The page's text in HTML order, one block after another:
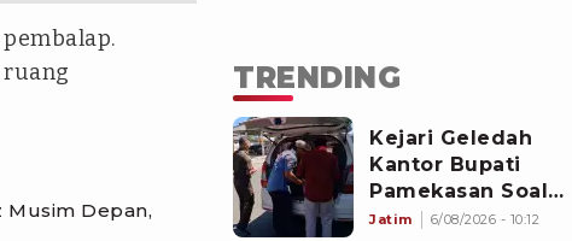
Depan,
TRENDING
Kejari Geledah
Kantor Bupati
Pamekasan Soal
Dugaan Korupsi
Jatim 6/08/2026 - 10:12